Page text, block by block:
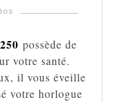
possède de
votre santé.
il vous éveille
votre horlogue